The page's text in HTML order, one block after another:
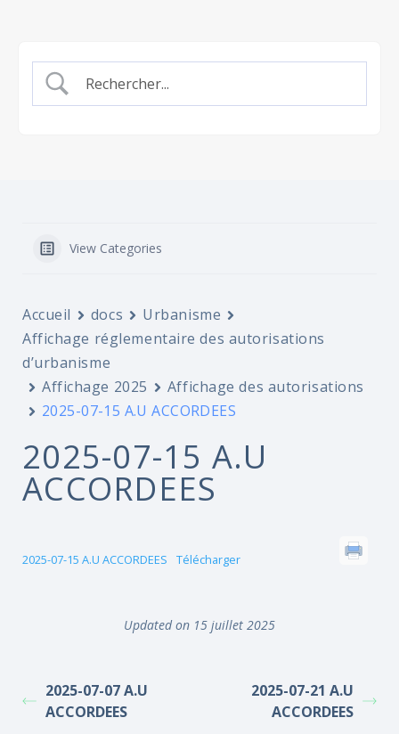
View Categories
Accueil docs
Urbanisme
Affichage réglementaire des autorisations
d’urbanisme
Affichage 2025
Affichage des autorisations
2025-07-15 A.U ACCORDEES
2025-07-15 A.U
ACCORDEES
2025-07-15 A.U ACCORDEES Télécharger
Updated on 15 juillet 2025
2025-07-07 A.U
ACCORDEES
2025-07-21 A.U
ACCORDEES